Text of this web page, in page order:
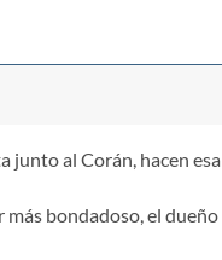
junto al Corán, hacen
bondadoso, el